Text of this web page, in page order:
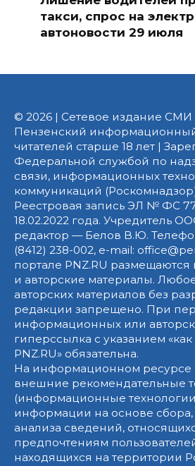
такси, спрос на
автоновости 29 июля
© 2026 | Сетевое издание СМИ
Пензенский
читателей старше 18 лет |
Федеральной службой по
связи, информационных
коммуникаций
Реестровая запись ЭЛ № ФС
18.02.2022 года. Учредитель
редактор — Белов В.Ю.
(8412) 238-002, e-mail:
портале PNZ.RU
и авторские материалы.
авторских материалов без
редакции запрещено. При
информационных или
гиперссылка с указанием
PNZ.RU» обязательна.
На информационном ресурсе
внешние рекомендательные
(информационные
информации на основе сбора,
анализа сведений,
предпочтениям
находящихся на территории